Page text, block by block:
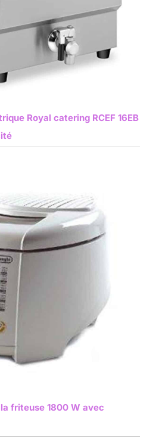
Royal catering RCEF 16EB
friteuse 1800 W avec